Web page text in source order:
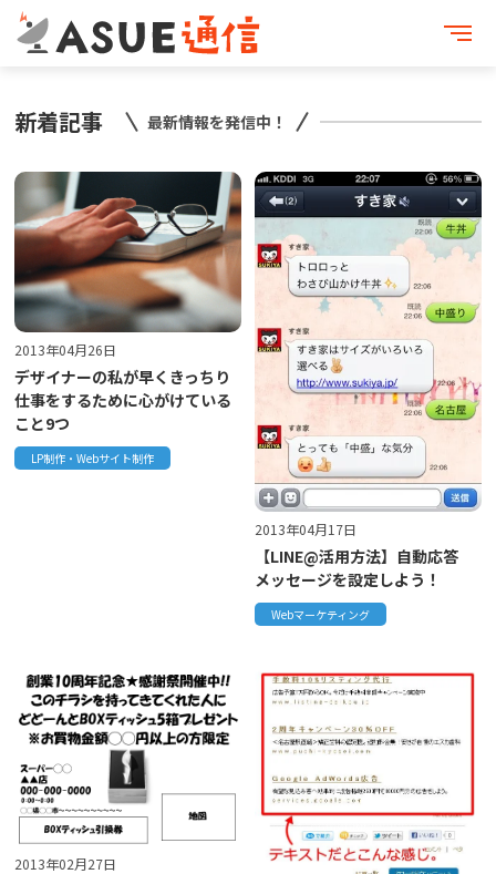
新着記事 最新情報を発信中！
2013年04月26日
デザイナーの私が早くきっちり
仕事をするために心がけている
こと9つ
LP制作・Webサイト制作
2013年04月17日
【LINE@活用方法】自動応答
メッセージを設定しよう！
Webマーケティング
2013年02月27日